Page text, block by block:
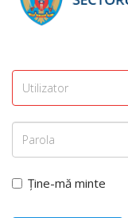
Ține-mă minte